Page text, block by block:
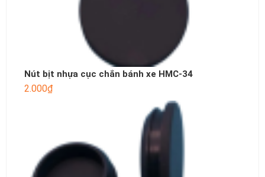
Nút bịt nhựa cục chắn bánh xe HMC-34
2.000₫